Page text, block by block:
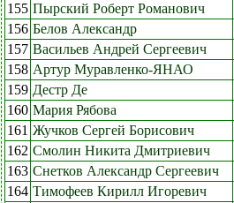
155 Пырский Роберт Романович
156 Белов Александр
157 Васильев Андрей Сергеевич
158 Артур Муравленко-ЯНАО
159 Дестр Де
160 Мария Рябова
161 Жучков Сергей Борисович
162 Смолин Никита Дмитриевич
163 Снетков Александр Сергеевич
164 Тимофеев Кирилл Игоревич